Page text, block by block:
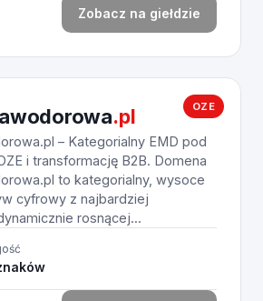
Zobacz na giełdzie
OZE
.pl
– Kategorialny EMD pod
i transformację B2B. Domena
to kategorialny, wysoce
cyfrowy z najbardziej
rosnącej...